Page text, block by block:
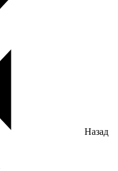
Назад